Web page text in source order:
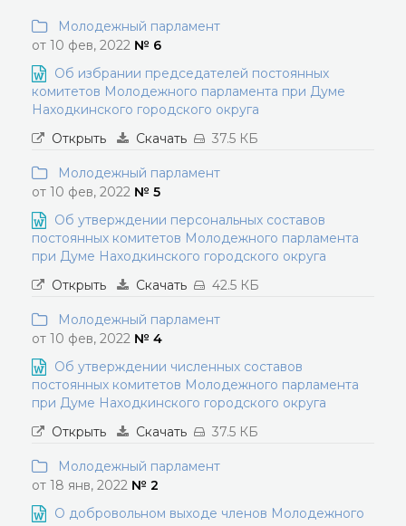
Молодежный парламент
от 10 фев, 2022 № 6
Об избрании председателей постоянных
комитетов Молодежного парламента при Думе
Находкинского городского округа
Открыть
Скачать 37.5 КБ
Молодежный парламент
от 10 фев, 2022 № 5
Об утверждении персональных составов
постоянных комитетов Молодежного парламента
при Думе Находкинского городского округа
Открыть
Скачать 42.5 КБ
Молодежный парламент
от 10 фев, 2022 № 4
Об утверждении численных составов
постоянных комитетов Молодежного парламента
при Думе Находкинского городского округа
Открыть
Скачать 37.5 КБ
Молодежный парламент
от 18 янв, 2022 № 2
О добровольном выходе членов Молодежного